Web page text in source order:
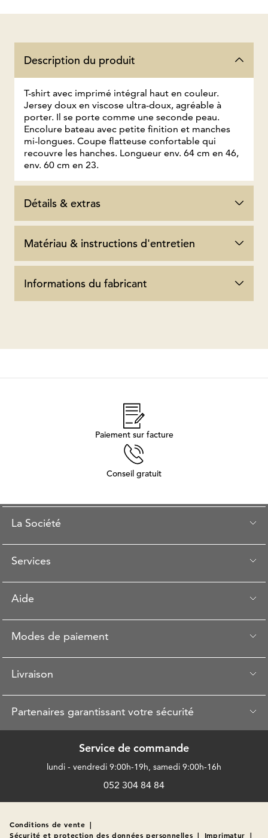
Description du produit
T-shirt avec imprimé intégral haut en couleur.
Jersey doux en viscose ultra-doux, agréable à
porter. Il se porte comme une seconde peau.
Encolure bateau avec petite finition et manches
mi-longues. Coupe flatteuse confortable qui
recouvre les hanches. Longueur env. 64 cm en 46,
env. 60 cm en 23.
Détails & extras
Matériau & instructions d'entretien
Informations du fabricant
Paiement sur facture
Conseil gratuit
La Société
Services
Aide
Modes de paiement
Livraison
Partenaires garantissant votre sécurité
Service de commande
lundi - vendredi 9:00h-19h, samedi 9:00h-16h
052 304 84 84
Conditions de vente |
Sécurité et protection des données personnelles | Imprimatur |